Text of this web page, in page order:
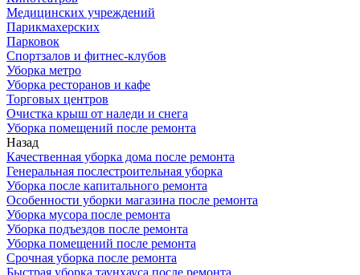
Медицинских учреждений
Парикмахерских
Парковок
Спортзалов и фитнес-клубов
Уборка метро
Уборка ресторанов и кафе
Торговых центров
Очистка крыш от наледи и снега
Уборка помещений после ремонта
Назад
Качественная уборка дома после ремонта
Генеральная послестроительная уборка
Уборка после капитального ремонта
Особенности уборки магазина после ремонта
Уборка мусора после ремонта
Уборка подъездов после ремонта
Уборка помещений после ремонта
Срочная уборка после ремонта
Быстрая уборка таунхауса после ремонта